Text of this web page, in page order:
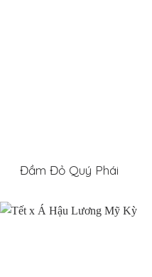
Đầm Đỏ Quý Phái